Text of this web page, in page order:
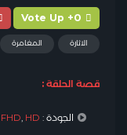
Vote Up +0
الاثارة المغامرة
قصة الحلقة :
الجودة : FHD, HD